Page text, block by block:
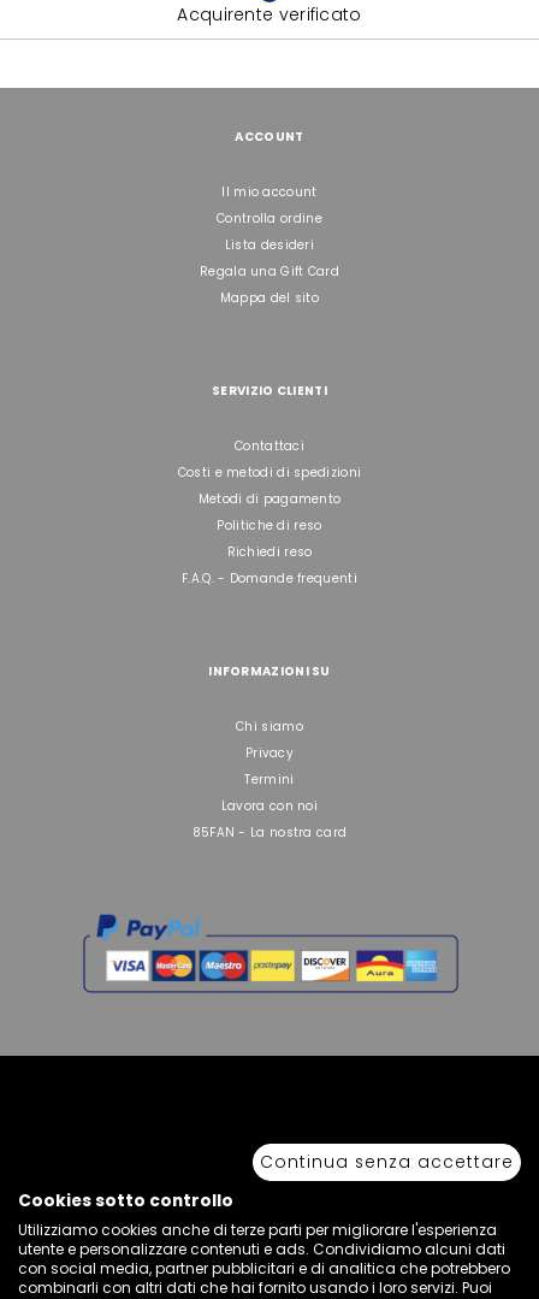
Acquirente verificato
ACCOUNT
Il mio account
Controlla ordine
Lista desideri
Regala una Gift Card
Mappa del sito
SERVIZIO CLIENTI
Contattaci
Costi e metodi di spedizioni
Metodi di pagamento
Politiche di reso
Richiedi reso
F.A.Q. - Domande frequenti
INFORMAZIONI SU
Chi siamo
Privacy
Termini
Lavora con noi
85FAN - La nostra card
anche parziale.
Via Piave Km 68,600 • 04100 Latina, Italia | P.IVA 01222400598 • N° REA LT -
77855
Continua senza accettare
Cookies sotto controllo
Utilizziamo cookies anche di terze parti per migliorare l'esperienza
utente e personalizzare contenuti e ads. Condividiamo alcuni dati
con social media, partner pubblicitari e di analitica che potrebbero
combinarli con altri dati che hai fornito usando i loro servizi. Puoi